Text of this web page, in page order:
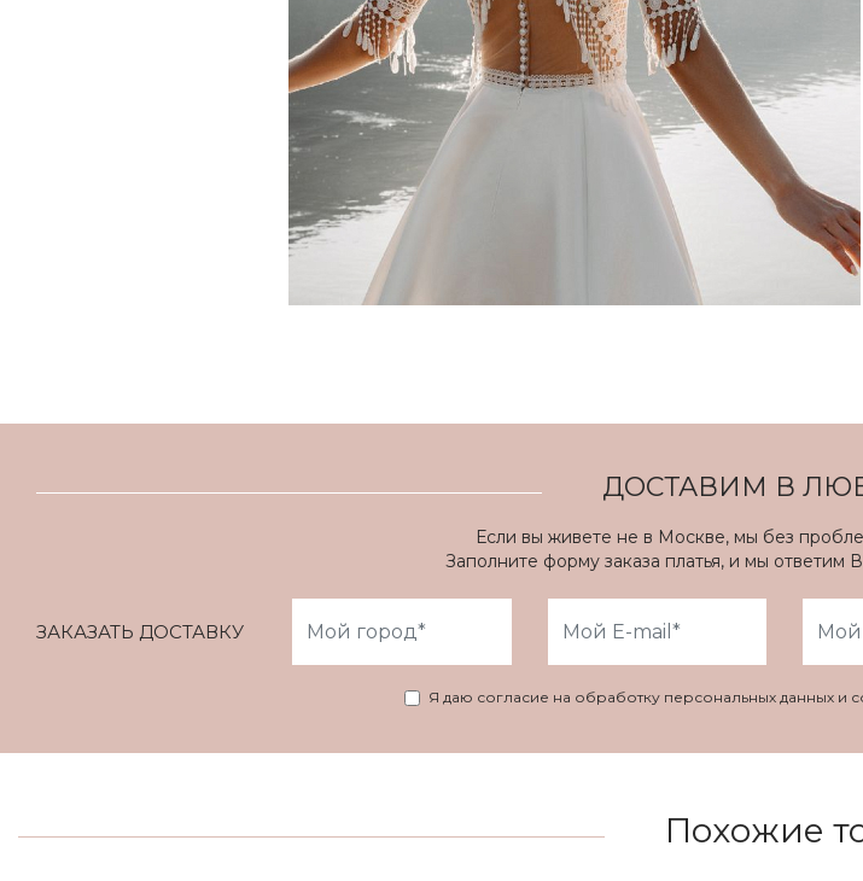
ДОСТАВИМ В
Если вы живете не в Москве, мы без
Заполните форму заказа платья, и мы ответим
ЗАКАЗАТЬ ДОСТАВКУ
Я даю согласие на обработку персональных данных и
Похожие